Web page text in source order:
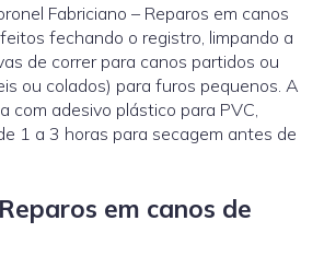
Fabriciano – Reparos em canos
fechando o registro, limpando a
de correr para canos partidos ou
ou colados) para furos pequenos. A
com adesivo plástico para PVC,
1 a 3 horas para secagem antes de
em canos de